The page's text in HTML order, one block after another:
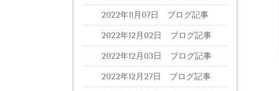
2022年11月07日 ブログ記事
2022年12月02日 ブログ記事
2022年12月03日 ブログ記事
2022年12月27日 ブログ記事